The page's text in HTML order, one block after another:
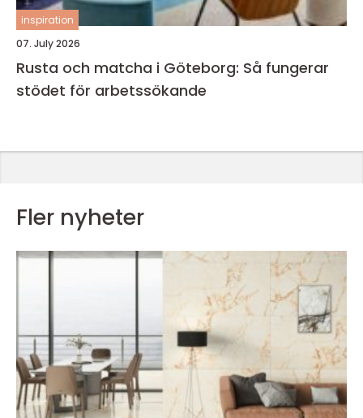
inspiration
07. July 2026
Rusta och matcha i Göteborg: Så fungerar
stödet för arbetssökande
Fler nyheter